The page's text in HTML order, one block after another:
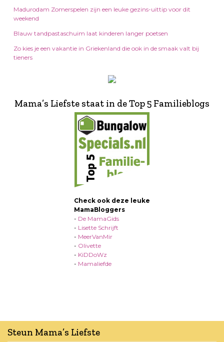
Madurodam Zomerspelen zijn een leuke gezins-uittip voor dit
weekend
Blauw tandpastaschuim laat kinderen langer poetsen
Zo kies je een vakantie in Griekenland die ook in de smaak valt bij
tieners
Mama’s Liefste staat in de Top 5 Familieblogs
Check ook deze leuke
MamaBloggers
- De MamaGids
- Lisette Schrijft
- MeerVanMir
- Olivette
- KiDDoWz
- Mamaliefde
Steun Mama’s Liefste